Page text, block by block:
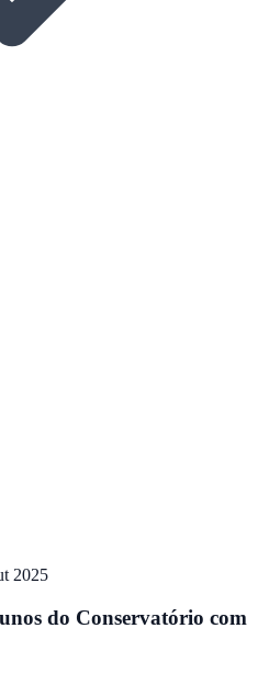
2025
do Conservatório com